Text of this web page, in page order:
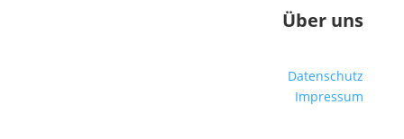
Über uns
Datenschutz
Impressum